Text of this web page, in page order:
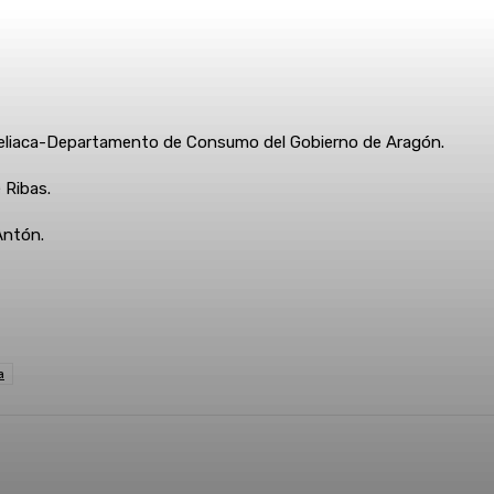
Departamento de Consumo del Gobierno de Aragón.